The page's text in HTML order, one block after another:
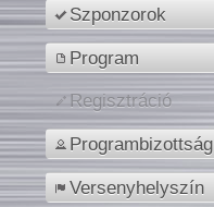
Szponzorok
Program
Regisztráció
Programbizottság
Versenyhelyszín